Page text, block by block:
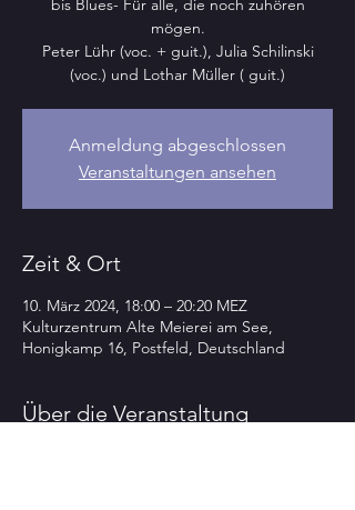
bis Blues- Für alle, die noch zuhören
mögen.
Peter Lühr (voc. + guit.), Julia Schilinski
(voc.) und Lothar Müller ( guit.)
Anmeldung abgeschlossen
Veranstaltungen ansehen
Zeit & Ort
10. März 2024, 18:00 – 20:20 MEZ
Kulturzentrum Alte Meierei am See,
Honigkamp 16, Postfeld, Deutschland
Über die Veranstaltung